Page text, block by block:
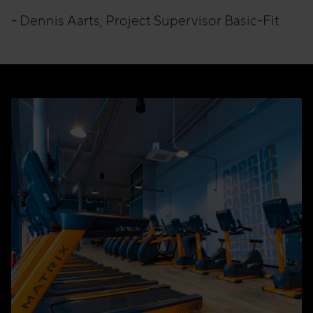
- Dennis Aarts, Project Supervisor Basic-Fit